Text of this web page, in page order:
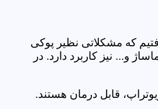
که مشکلاتی نظیر پوکی
و... نیز کاربرد دارد. در
قابل درمان هستند.